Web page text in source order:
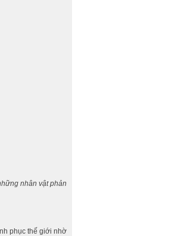
nhân vật phản
phục thế giới nhờ